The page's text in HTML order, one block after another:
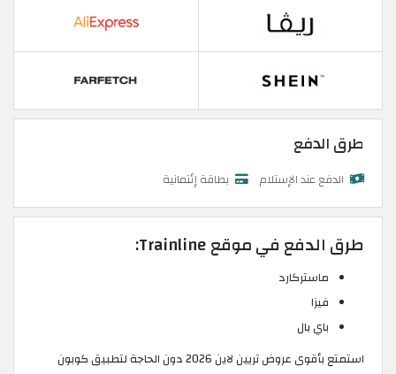
طرق الدفع
الدفع عند الإستلام بطاقة إئتمانية
طرق الدفع في موقع Trainline:
ماستركارد
فيزا
باي بال
استمتع بأقوى عروض تريين لاين 2026 دون الحاجة لتطبيق كوبون